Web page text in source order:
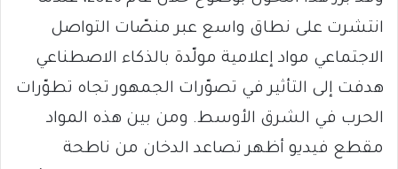
انتشرت على نطاق واسع عبر منصّات التواصل
الاجتماعي مواد إعلامية مولّدة بالذكاء الاصطناعي
هدفت إلى التأثير في تصوّرات الجمهور تجاه تطوّرات
الحرب في الشرق الأوسط. ومن بين هذه المواد
مقطع فيديو أظهر تصاعد الدخان من ناطحة